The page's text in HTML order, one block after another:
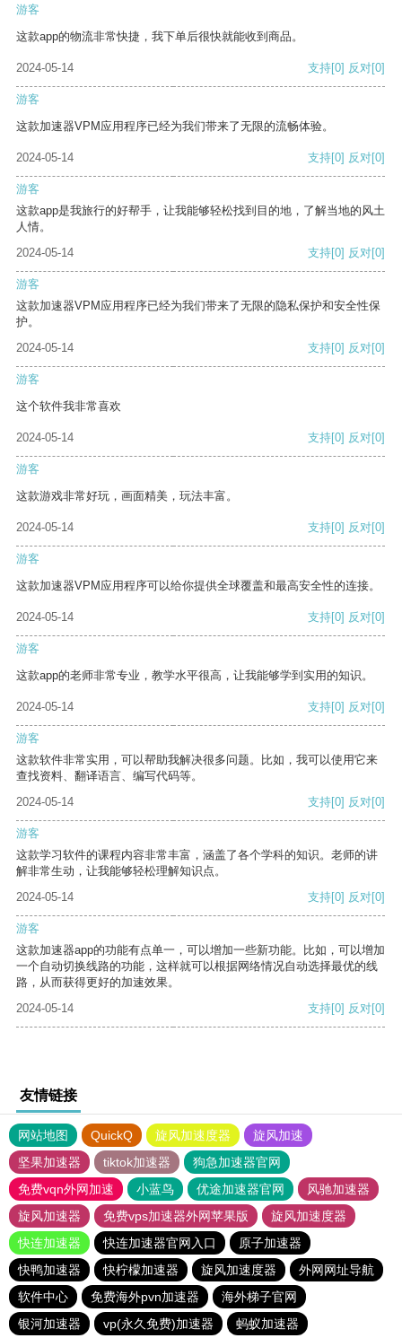
游客
这款app的物流非常快捷，我下单后很快就能收到商品。
2024-05-14 支持[0] 反对[0]
游客
这款加速器VPM应用程序已经为我们带来了无限的流畅体验。
2024-05-14 支持[0] 反对[0]
游客
这款app是我旅行的好帮手，让我能够轻松找到目的地，了解当地的风土
人情。
2024-05-14
支持[0] 反对[0]
游客
这款加速器VPM应用程序已经为我们带来了无限的隐私保护和安全性保
护。
2024-05-14
支持[0] 反对[0]
游客
这个软件我非常喜欢
2024-05-14 支持[0] 反对[0]
游客
这款游戏非常好玩，画面精美，玩法丰富。
2024-05-14 支持[0] 反对[0]
游客
这款加速器VPM应用程序可以给你提供全球覆盖和最高安全性的连接。
2024-05-14 支持[0] 反对[0]
游客
这款app的老师非常专业，教学水平很高，让我能够学到实用的知识。
2024-05-14 支持[0] 反对[0]
游客
这款软件非常实用，可以帮助我解决很多问题。比如，我可以使用它来
查找资料、翻译语言、编写代码等。
2024-05-14
支持[0] 反对[0]
游客
这款学习软件的课程内容非常丰富，涵盖了各个学科的知识。老师的讲
解非常生动，让我能够轻松理解知识点。
2024-05-14
支持[0] 反对[0]
游客
这款加速器app的功能有点单一，可以增加一些新功能。比如，可以增加
一个自动切换线路的功能，这样就可以根据网络情况自动选择最优的线
路，从而获得更好的加速效果。
2024-05-14
支持[0] 反对[0]
友情链接
网站地图 QuickQ 旋风加速度器
旋风加速
坚果加速器
tiktok加速器
狗急加速器官网
免费vqn外网加速
小蓝鸟 优途加速器官网
风驰加速器
旋风加速器
免费vps加速器外网苹果版
旋风加速度器
快连加速器
快连加速器官网入口
原子加速器
快鸭加速器
快柠檬加速器 旋风加速度器
外网网址导航
软件中心
免费海外pvn加速器
海外梯子官网
银河加速器
vp(永久免费)加速器 蚂蚁加速器